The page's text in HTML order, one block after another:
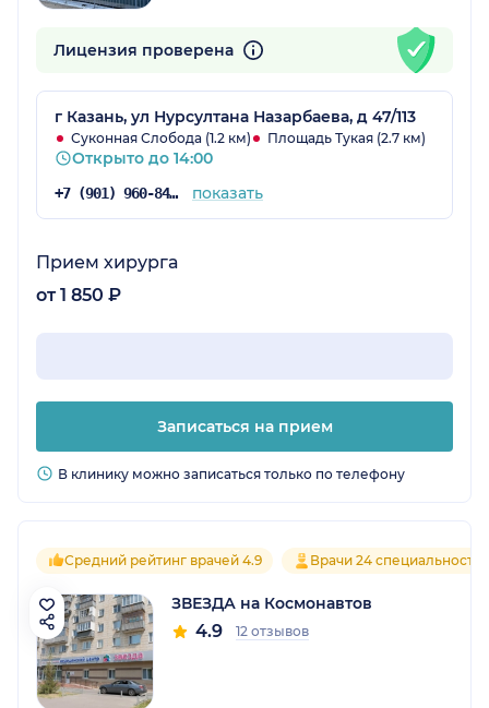
Лицензия проверена
г Казань, ул Нурсултана Назарбаева, д 47/113
Суконная Слобода (1.2 км) Площадь Тукая (2.7 км)
Открыто до 14:00
+7 (901) 960-84-72 показать
Прием хирурга
от 1 850 ₽
Записаться на прием
В клинику можно записаться только по телефону
Средний рейтинг врачей 4.9 Врачи 24
ЗВЕЗДА на Космонавтов
4.9 12 отзывов